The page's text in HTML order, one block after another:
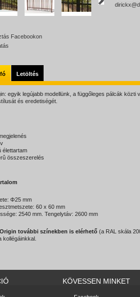
Facebookon
Letöltés
egyik legújabb modellünk, a függőleges pálcák közti
és eredetiségét.
élettartam
összeszerelés
Φ25 mm
60 x 60 mm
2540 mm. Tengelytáv: 2600 mm
további színekben is elérhető (a RAL skála
kollégáinkkal.
KÖVESSEN MINKET